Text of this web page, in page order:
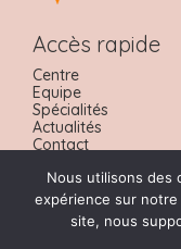
Accès rapide
Centre
Equipe
Spécialités
Actualités
Contact
Urgences
Prendre RDV
Nous utilisons des
expérience sur
site, nous